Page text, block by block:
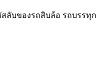
ลับของรถสิบล้อ รถบรรทุก